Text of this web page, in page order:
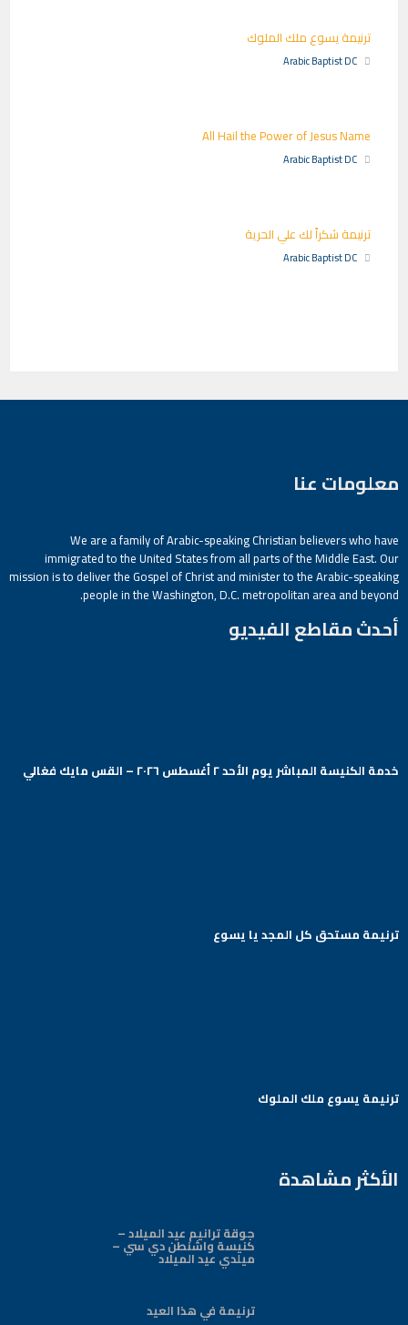
ترنيمة يسوع ملك الملوك
Arabic Baptist DC
All Hail the Power of Jesus Name
Arabic Baptist DC
ترنيمة شكراً لك علي الحرية
Arabic Baptist DC
معلومات عنا
We are a family of Arabic-speaking Christian believers who have
immigrated to the United States from all parts of the Middle East. Our
mission is to deliver the Gospel of Christ and minister to the Arabic-speaking
people in the Washington, D.C. metropolitan area and beyond.
أحدث مقاطع الفيديو
خدمة الكنيسة المباشر يوم الأحد ٢ أغسطس ٢٠٢٦ – القس مايك فغالي
ترنيمة مستحق كل المجد يا يسوع
ترنيمة يسوع ملك الملوك
الأكثر مشاهدة
جوقة ترانيم عيد الميلاد –
كنيسة واشنطن دي سي –
ميلدي عيد الميلاد
ترنيمة في هذا العيد